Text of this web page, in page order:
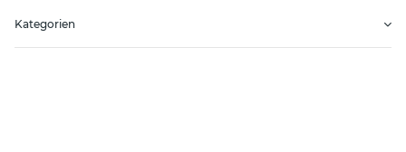
Kategorien